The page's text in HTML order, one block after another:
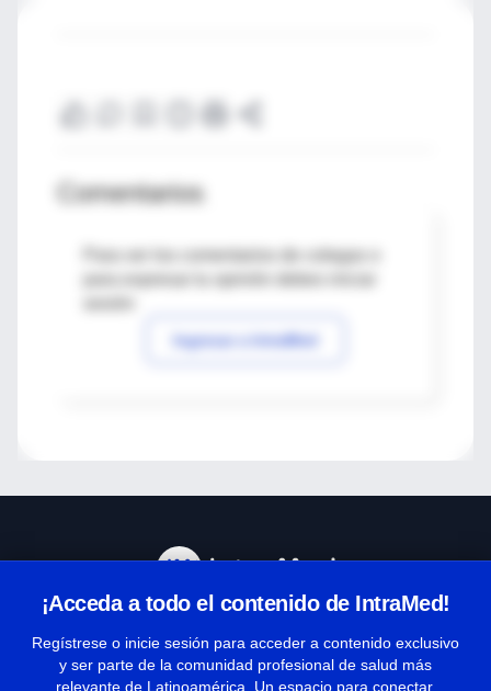
Comentarios
Para ver los comentarios de colegas o
Ingresar a IntraMed
¡Acceda a todo el contenido de IntraMed!
Regístrese o inicie sesión para acceder a contenido exclusivo
y ser parte de la comunidad profesional de salud más
relevante de Latinoamérica. Un espacio para conectar,